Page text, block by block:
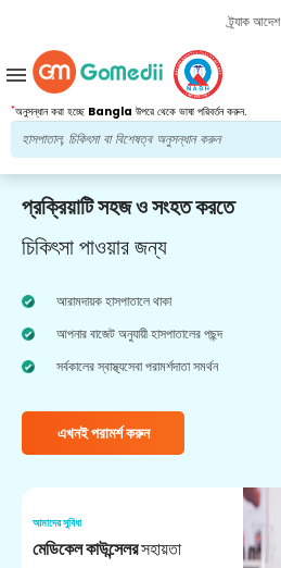
ট্র্যাক আদেশ
*অনুসন্ধান করা হচ্ছে Bangla উপরে থেকে ভাষা পরিবর্তন করুন.
menu
প্রক্রিয়াটি সহজ ও সংহত করতে
চিকিৎসা পাওয়ার জন্য
আরামদায়ক হাসপাতালে থাকা
আপনার বাজেট অনুযায়ী হাসপাতালের পছন্দ
সর্বকালের স্বাস্থ্যসেবা পরামর্শদাতা সমর্থন
এখনই পরামর্শ করুন
আমাদের সুবিধা
মেডিকেল কাউন্সেলরসহায়তা